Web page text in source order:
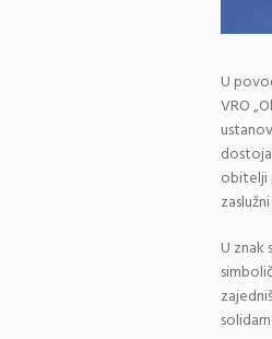
U
VRO
obitelji
U znak